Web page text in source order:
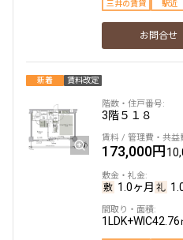
三井の賃貸 駅近
お問合せ
新着 賃料改定
3階５１８
173,000円
1.0ヶ月
1LDK+WIC42.76